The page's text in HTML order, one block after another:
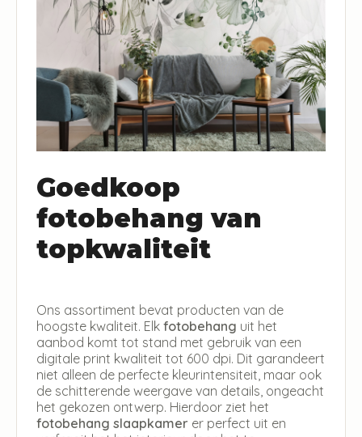
Goedkoop
fotobehang van
topkwaliteit
Ons assortiment bevat producten van de
hoogste kwaliteit. Elk fotobehang uit het
aanbod komt tot stand met gebruik van een
digitale print kwaliteit tot 600 dpi. Dit garandeert
niet alleen de perfecte kleurintensiteit, maar ook
de schitterende weergave van details, ongeacht
het gekozen ontwerp. Hierdoor ziet het
fotobehang slaapkamer er perfect uit en